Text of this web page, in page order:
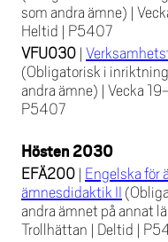
som andra ämne) |
Heltid | P5407
VFU030 |
(Obligatorisk i
andra ämne) | Vecka
P5407
Hösten 2030
EFÄ200 | Engelska för
ämnesdidaktik II
andra ämnet på annat
Trollhättan | Deltid |